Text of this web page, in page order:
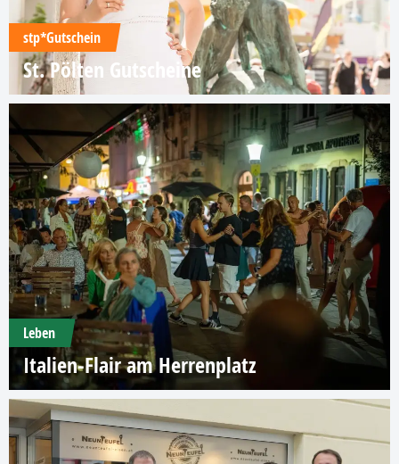
stp*Gutschein
St. Pölten Gutscheine
Leben
Italien-Flair am Herrenplatz